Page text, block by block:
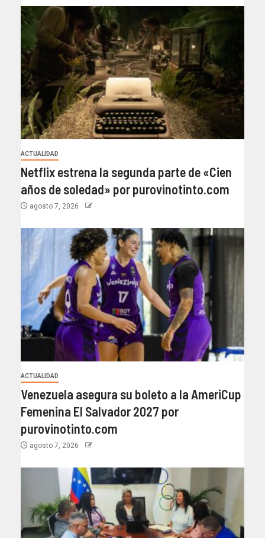
ACTUALIDAD
Netflix estrena la segunda parte de «Cien
años de soledad» por purovinotinto.com
agosto 7, 2026
ACTUALIDAD
Venezuela asegura su boleto a la AmeriCup
Femenina El Salvador 2027 por
purovinotinto.com
agosto 7, 2026